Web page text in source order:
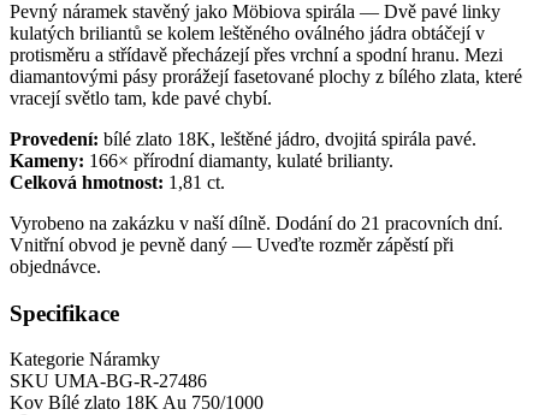
Pevný náramek stavěný jako Möbiova spirála — Dvě pavé linky
kulatých briliantů se kolem leštěného oválného jádra obtáčejí v
protisměru a střídavě přecházejí přes vrchní a spodní hranu. Mezi
diamantovými pásy prorážejí fasetované plochy z bílého zlata, které
vracejí světlo tam, kde pavé chybí.
Provedení: bílé zlato 18K, leštěné jádro, dvojitá spirála pavé.
Kameny: 166× přírodní diamanty, kulaté brilianty.
Celková hmotnost: 1,81 ct.
Vyrobeno na zakázku v naší dílně. Dodání do 21 pracovních dní.
Vnitřní obvod je pevně daný — Uveďte rozměr zápěstí při
objednávce.
Specifikace
Kategorie Náramky
SKU UMA-BG-R-27486
Kov Bílé zlato 18KAu 750/1000